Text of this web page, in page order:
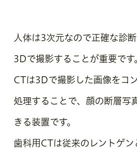
人体は3次元なので正確な診
3Dで撮影することが重要です
CTは3Dで撮影した画像をコ
処理することで、顔の断層写
きる装置です。
歯科用CTは従来のレントゲ